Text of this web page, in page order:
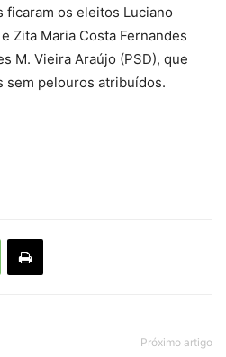
ficaram os eleitos Luciano
Zita Maria Costa Fernandes
M. Vieira Araújo (PSD), que
sem pelouros atribuídos.
Próximo artigo